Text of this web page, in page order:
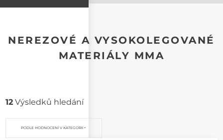
NEREZOVÉ A VYSOKOLEGOVANÉ
MATERIÁLY MMA
12 Výsledků hledání
PODLE HODNOCENÍ V KATEGORII